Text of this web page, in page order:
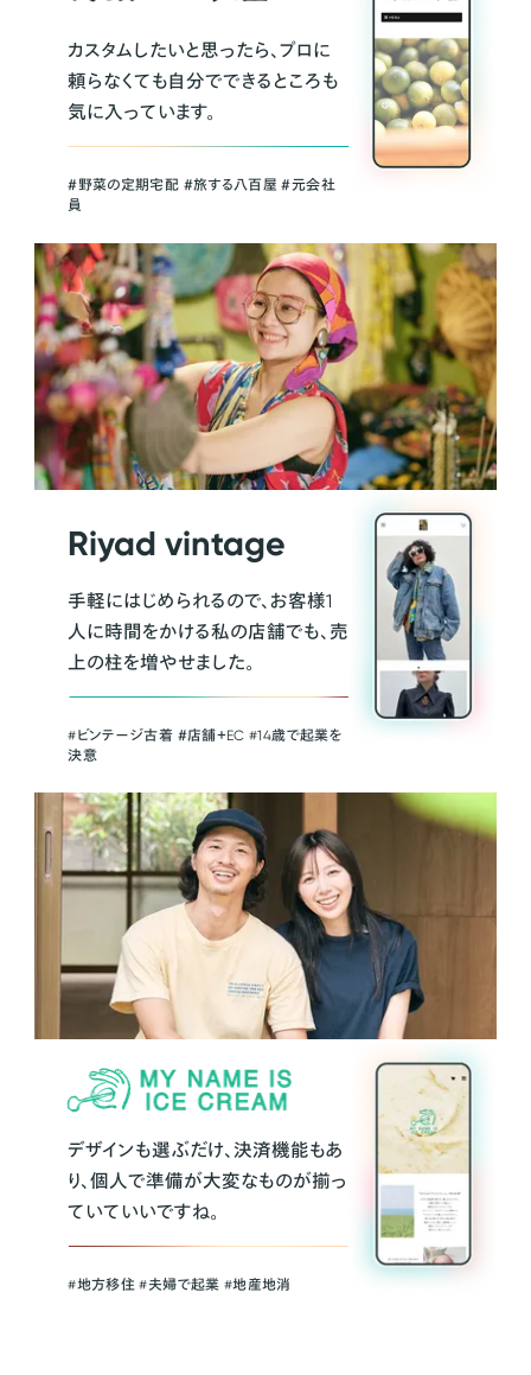
カスタムしたいと思ったら、プロに
頼らなくても自分でできるところも
気に入っています。
＃野菜の定期宅配 ＃旅する八百屋 ＃元会社
員
Riyad vintage
手軽にはじめられるので、お客様1
人に時間をかける私の店舗でも、売
上の柱を増やせました。
#ビンテージ古着 ＃店舗＋EC #14歳で起業を
決意
デザインも選ぶだけ、決済機能もあ
り、個人で準備が大変なものが揃っ
ていていいですね。
#地方移住 #夫婦で起業 #地産地消